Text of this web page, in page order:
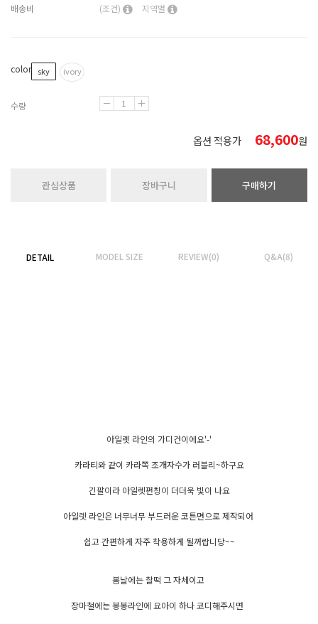
배송비 (조건) 지역별
color sky ivory
수량
옵션 적용가 68,600원
관심상품 장바구니 구매하기
DETAIL MODEL SIZE REVIEW(0) Q&A(8)
아일렛 라인의 가디건이에요'-'
카라티와 같이 카라쪽 조개자수가 러블리~하구요
긴팔이라 아일렛펀칭이 더더욱 빛이 나요
아일렛 라인은 너무너무 부드러운 코튼면으로 제작되어
쉽고 간편하게 자주 착용하게 될꺼랍니당~~
봄날에는 찰떡 그 자체이고
장마철에는 봉봉라인에 요아이 하나 코디해주시면